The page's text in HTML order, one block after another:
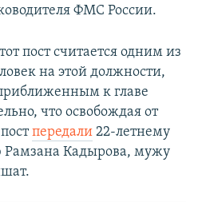
ФМС России.
пост считается одним из
на этой должности,
к главе
что освобождая от
передали 22-летнему
Рамзана Кадырова, мужу